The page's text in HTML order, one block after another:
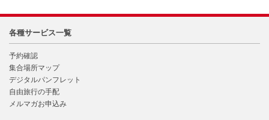
各種サービス一覧
予約確認
集合場所マップ
デジタルパンフレット
自由旅行の手配
メルマガお申込み